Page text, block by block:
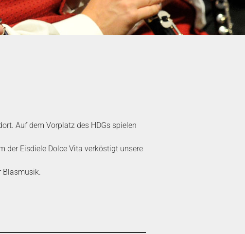
Auf dem Vorplatz des HDGs spielen
der Eisdiele Dolce Vita verköstigt unsere
Blasmusik.